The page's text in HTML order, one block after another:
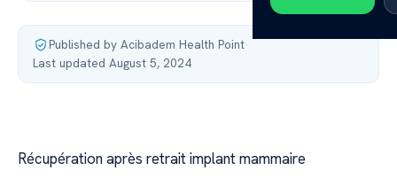
Published by Acibadem Health Point·
Last updated August 5, 2024
Récupération après retrait implant mammaire